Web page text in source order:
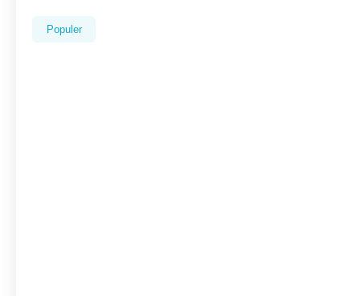
Populer